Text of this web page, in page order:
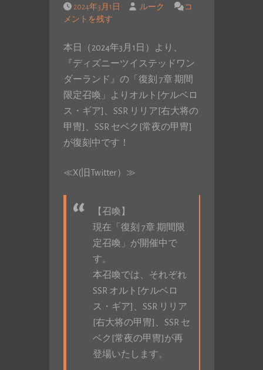
2024年3月1日 ルーク
コ
メントを残す
本日（2024年3月1日）より、
『ディズニーツイステッドワン
ダーランド』の「復刻 7章 期間
限定召喚」よりオルト[ケルベロ
ス・ギア]、SSR リリア[右大将の
甲冑]、SSR セベク[常夜の甲冑]
が復刻中です！
≪X(旧Twitter）≫
【召喚】
現在「復刻 7章 期間限
定召喚」が開催中で
す。
本召喚では、それぞれ
SSR オルト[ケルベロ
ス・ギア]、SSR リリア
[右大将の甲冑]、SSR セ
ベク[常夜の甲冑]が再
登場いたします。